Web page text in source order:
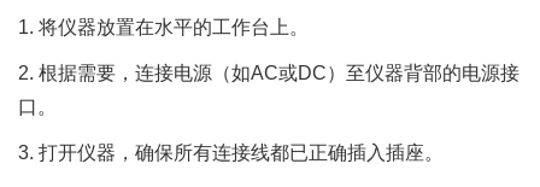
1. 将仪器放置在水平的工作台上。
2. 根据需要，连接电源（如AC或DC）至仪器背部的电源接
口。
3. 打开仪器，确保所有连接线都已正确插入插座。